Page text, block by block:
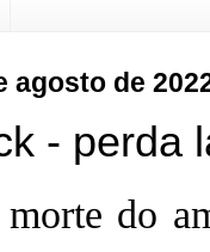
agosto de
- perda
do